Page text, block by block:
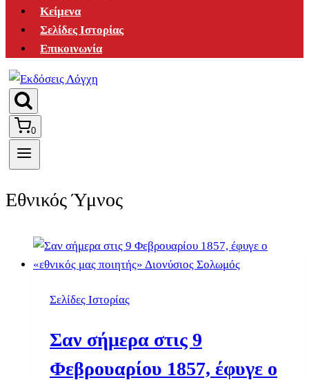
Κείμενα
Σελίδες Ιστορίας
Επικοινωνία
0
Εθνικός Ύμνος
Σελίδες Ιστορίας
Σαν σήμερα στις 9
Φεβρουαρίου 1857, έφυγε ο